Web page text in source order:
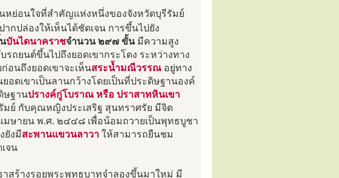
หย่อนใจที่สำคัญแห่งหนึ่งของจังหวัดบุรีรัมย์
กปล่องให้เห็นได้ชัดเจน การขึ้นไปยัง
บันไดนาคราชจำนวน ๒๙๗ ขั้นมีความสูง
ถยนต์ขึ้นไปถึงยอดเขากระโดง ระหว่างทาง
อนถึงยอดเขาจะเห็นสระน้ำมณีวรรณ อยู่ทาง
อดเขาเป็นลานกว้างโดยเป็นที่ประดิษฐานองค์
ษฐานปรางค์กู่โบราณ หรือ ปราสาทหินเขา
มย์ กับคุณหญิงประเสริฐ สุนทราศรัย มีจิต
เมษายน พ.ศ. ๒๔๔๘ เพื่อน้อมถวายเป็นพุทธบูชา
ยังมีสะพานแขวนลาวา ให้สามารถยืนชม
จน
สร้างรอยพระพุทธบาทจำลองขึ้นมาใหม่ มี